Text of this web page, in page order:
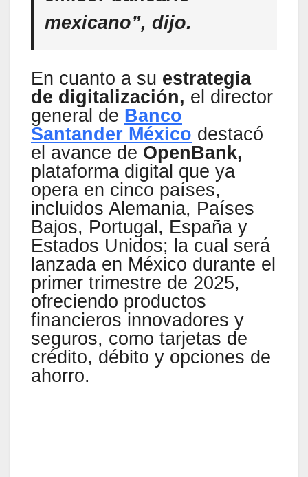
mexicano”, dijo.
En cuanto a su estrategia
de digitalización, el director
general de Banco
Santander México destacó
el avance de OpenBank,
plataforma digital que ya
opera en cinco países,
incluidos Alemania, Países
Bajos, Portugal, España y
Estados Unidos; la cual será
lanzada en México durante el
primer trimestre de 2025,
ofreciendo productos
financieros innovadores y
seguros, como tarjetas de
crédito, débito y opciones de
ahorro.